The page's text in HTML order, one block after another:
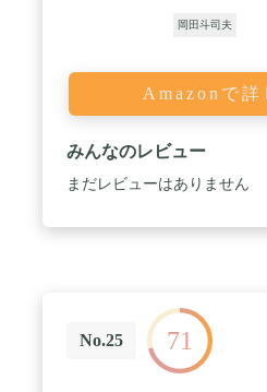
岡田斗司夫
Amazonで詳
みんなのレビュー
まだレビューはありません
No.25 71